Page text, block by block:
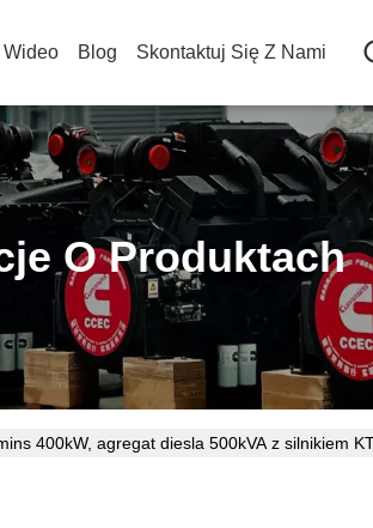
Wideo Blog Skontaktuj Się Z Nami
O Produktach
400kW, agregat diesla 500kVA z silnikiem